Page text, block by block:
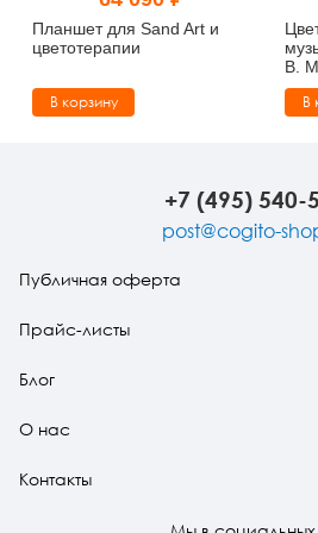
Тревожные расстройства,
Психодрама
Психология труда и эргономика
Социальная и организационная
Планшет для Sand Art и
цветотерапии
В корзину
В.
В
+7 (495) 540-
post@cogito-
Публичная оферта
Прайс-листы
Блог
О нас
Контакты